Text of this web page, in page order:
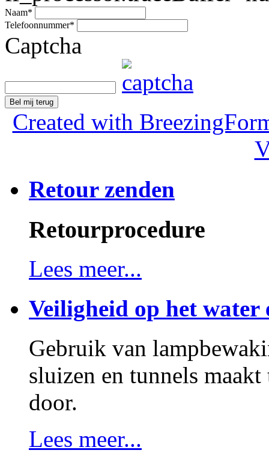
Naam*
Telefoonnummer*
Captcha
Bel mij terug
Created with
Retour zenden
Retourprocedure
Lees meer...
Veiligheid op het water
Gebruik van
sluizen en tunnels
door.
Lees meer...